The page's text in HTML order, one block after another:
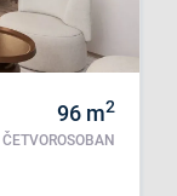
96 m2
ČETVOROSOBAN